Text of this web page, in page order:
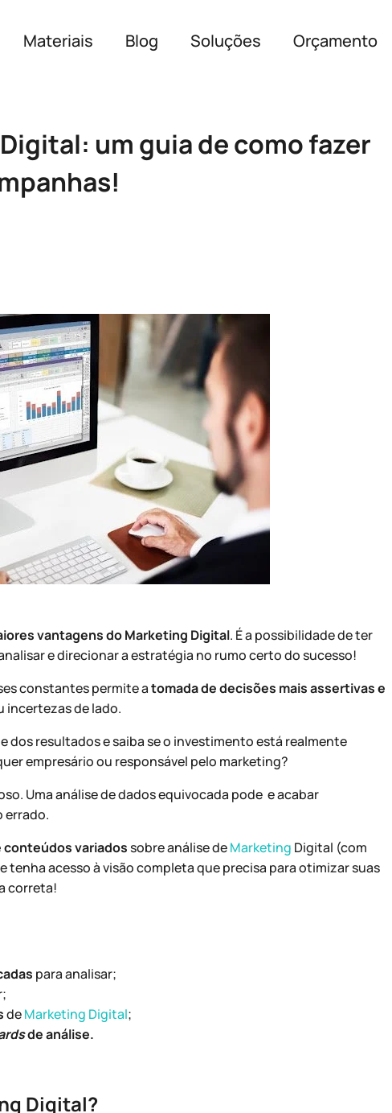
Materiais Blog Soluções Orçamento
um guia de como fazer
vantagens do Marketing Digital. É a possibilidade de ter
e direcionar a estratégia no rumo certo do sucesso!
constantes permite atomada de decisões mais assertivas e
incertezas de lado.
dos resultados e saiba se o investimento está realmente
empresário ou responsável pelo marketing?
Uma análise de dados equivocada pode e acabar
errado.
variadossobre análise deMarketing Digital (com
tenha acesso à visão completa que precisa para otimizar suas
correta!
para analisar;
deMarketing Digital;
de análise.
Digital?